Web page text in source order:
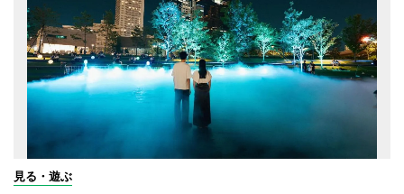
見る・遊ぶ